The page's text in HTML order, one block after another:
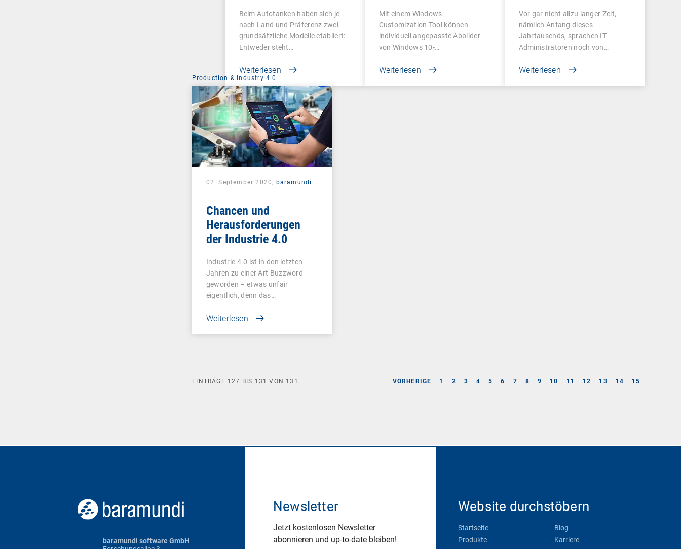
Beim Autotanken haben sich je
nach Land und Präferenz zwei
grundsätzliche Modelle etabliert:
Entweder steht…
Weiterlesen
Mit einem Windows
Customization Tool können
individuell angepasste Abbilder
von Windows 10-
Weiterlesen
Management
Vor gar nicht allzu langer Zeit,
nämlich Anfang dieses
Jahrtausends, sprachen IT-
Administratoren noch von…
Weiterlesen
Production & Industry 4.0
02. September 2020, baramundi
Chancen und
Herausforderungen
der Industrie 4.0
Industrie 4.0 ist in den letzten
Jahren zu einer Art Buzzword
geworden – etwas unfair
eigentlich, denn das…
Weiterlesen
VORHERIGE 1 2 3 4 5 6 7 8 9 10 11 12 13 14 15
EINTRÄGE 127 BIS 131 VON 131
baramundi software GmbH
Newsletter
Jetzt kostenlosen Newsletter
abonnieren und up-to-date bleiben!
Website durchstöbern
Startseite
Produkte
Blog
Karriere